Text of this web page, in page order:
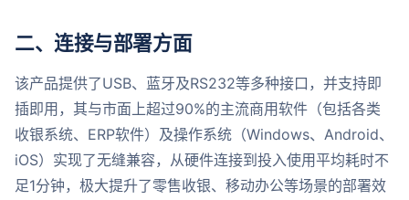
二、连接与部署方面
该产品提供了USB、蓝牙及RS232等多种接口，并支持即
插即用，其与市面上超过90%的主流商用软件（包括各类
收银系统、ERP软件）及操作系统（Windows、Android、
iOS）实现了无缝兼容，从硬件连接到投入使用平均耗时不
足1分钟，极大提升了零售收银、移动办公等场景的部署效